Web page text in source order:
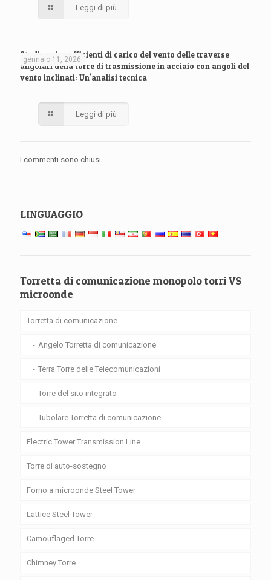
Leggi di più
gennaio 11, 2026
Studio sui coefficienti di carico del vento delle traverse
angolari della torre di trasmissione in acciaio con angoli del
vento inclinati: Un'analisi tecnica
Leggi di più
I commenti sono chiusi.
LINGUAGGIO
Torretta di comunicazione monopolo torri VS
microonde
Torretta di comunicazione
Angelo Torretta di comunicazione
Terra Torre delle Telecomunicazioni
Torre del sito integrato
Tubolare Torretta di comunicazione
Electric Tower Transmission Line
Torre di auto-sostegno
Forno a microonde Steel Tower
Lattice Steel Tower
Camouflaged Torre
Chimney Torre